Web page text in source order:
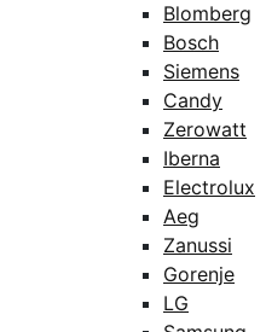
Blomberg
Bosch
Siemens
Candy
Zerowatt
Iberna
Electrolux
Aeg
Zanussi
Gorenje
LG